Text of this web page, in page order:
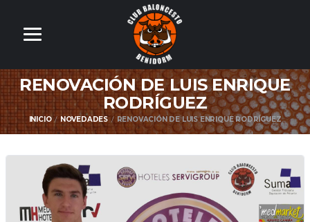
RENOVACIÓN DE LUIS ENRIQUE
RODRÍGUEZ
INICIO NOVEDADES RENOVACIÓN DE LUIS ENRIQUE RODRÍGUEZ